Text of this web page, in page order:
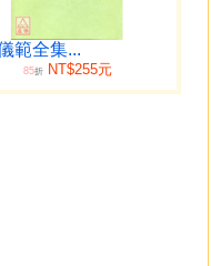
範全集...
85折NT$255元